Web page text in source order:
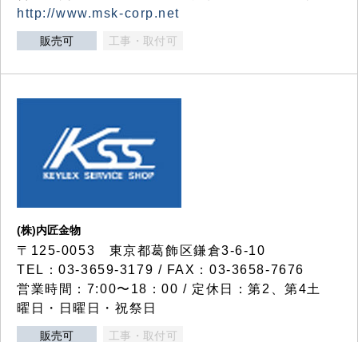
http://www.msk-corp.net
販売可 工事・取付可
(株)内匠金物
〒125-0053 東京都葛飾区鎌倉3-6-10
TEL：03-3659-3179 / FAX：03-3658-7676
営業時間：7:00〜18：00 / 定休日：第2、第4土
曜日・日曜日・祝祭日
販売可 工事・取付可